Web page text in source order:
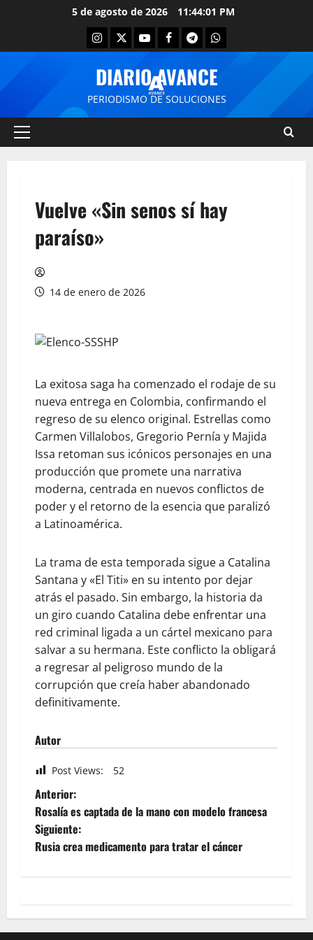
5 de agosto de 2026 11:44:01 PM
DIARIO AVANCE
PERIODISMO DE SOLUCIONES
Vuelve «Sin senos sí hay
paraíso»
14 de enero de 2026
La exitosa saga ha comenzado el rodaje de su
nueva entrega en Colombia, confirmando el
regreso de su elenco original. Estrellas como
Carmen Villalobos, Gregorio Pernía y Majida
Issa retoman sus icónicos personajes en una
producción que promete una narrativa
moderna, centrada en nuevos conflictos de
poder y el retorno de la esencia que paralizó
a Latinoamérica.
La trama de esta temporada sigue a Catalina
Santana y «El Titi» en su intento por dejar
atrás el pasado. Sin embargo, la historia da
un giro cuando Catalina debe enfrentar una
red criminal ligada a un cártel mexicano para
salvar a su hermana. Este conflicto la obligará
a regresar al peligroso mundo de la
corrupción que creía haber abandonado
definitivamente.
Autor
Post Views: 52
Anterior:
Rosalía es captada de la mano con modelo francesa
Siguiente:
Rusia crea medicamento para tratar el cáncer